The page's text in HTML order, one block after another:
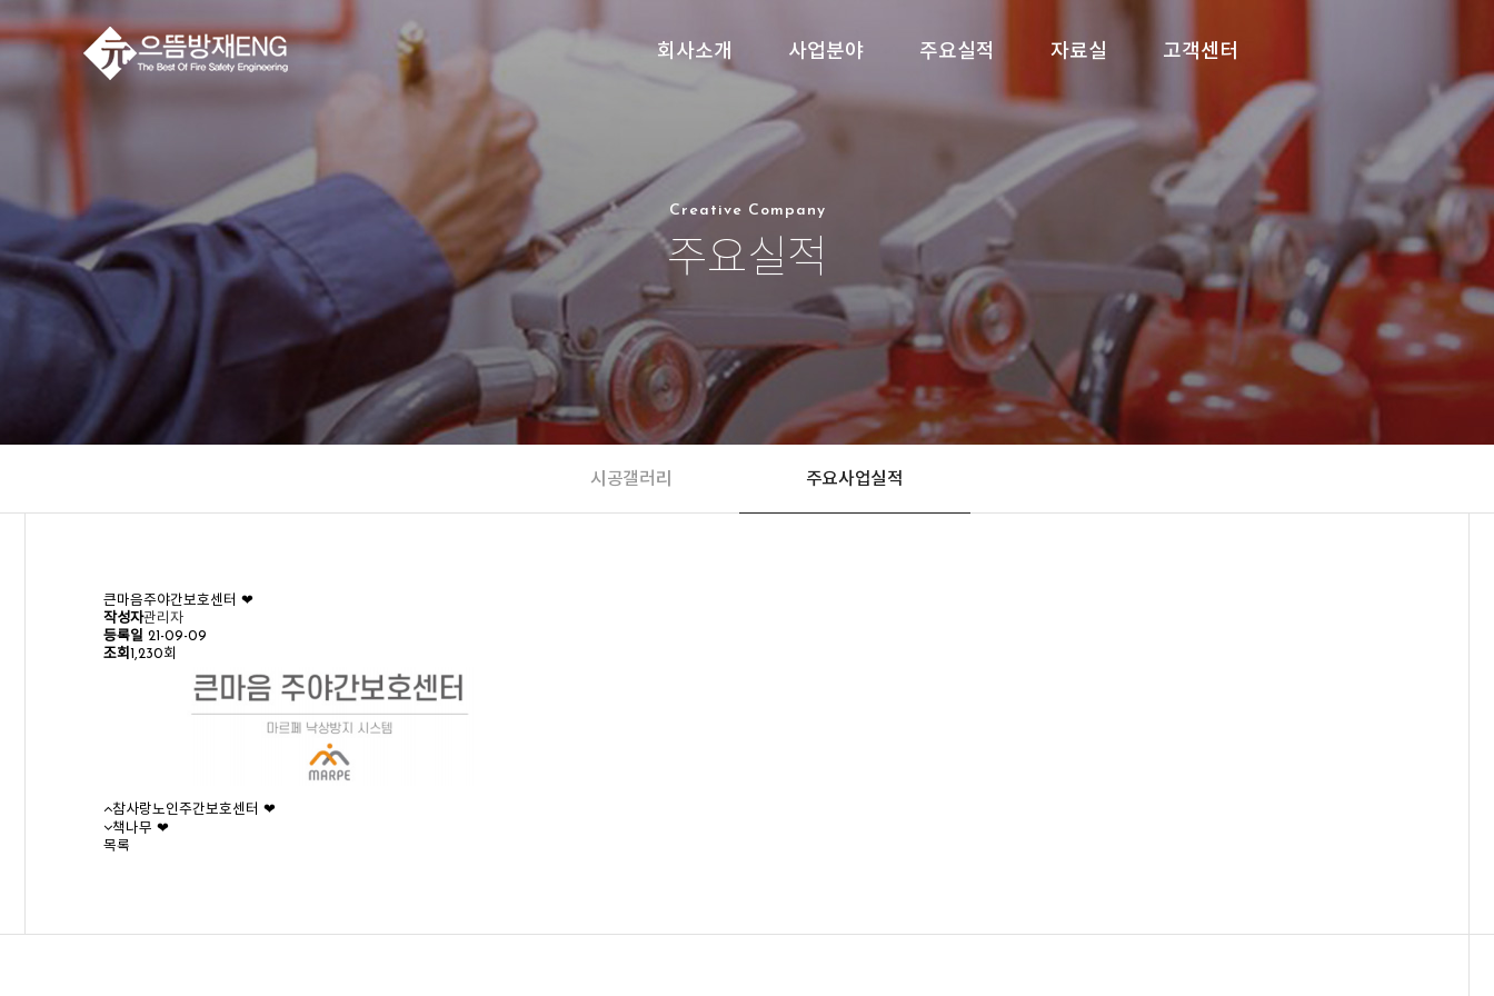
회사소개 사업분야 주요실적 자료실 고객센터
Creative Company
주요실적
시공갤러리 주요사업실적
큰마음주야간보호센터 ❤︎
작성자관리자
등록일 21-09-09
조회 1,230회
참사랑노인주간보호센터 ❤︎
책나무 ❤︎
목록